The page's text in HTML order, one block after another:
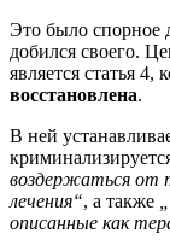
Это было спорное
добился своего.
является статья 4,
восстановлена.
В ней
воздержаться от
лечения“, а также
описанные как